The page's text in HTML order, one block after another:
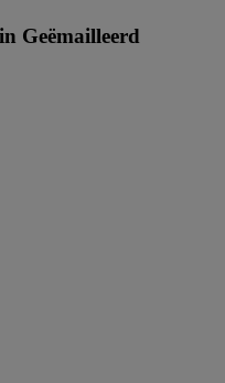
Geëmailleerd